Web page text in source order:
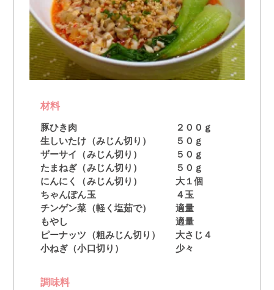
材料
豚ひき肉
２００ｇ
生しいたけ（みじん切り）
５０ｇ
ザーサイ（みじん切り）
５０ｇ
たまねぎ（みじん切り）
５０ｇ
にんにく（みじん切り）
大１個
ちゃんぽん玉
４玉
チンゲン菜（軽く塩茹で）
適量
もやし
適量
ピーナッツ（粗みじん切り）
大さじ４
小ねぎ（小口切り）
少々
調味料